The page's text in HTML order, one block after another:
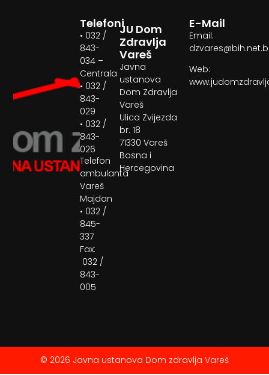
JU Dom
Zdravlja
Vareš
Javna
ustanova
Dom Zdravlja
Vareš
Ulica Zvijezda
br. 18
71330 Vareš
Bosna i
Hercegovina
Telefoni
• 032 /
843-
034 –
Centrala
• 032 /
843-
029
• 032 /
843-
026
Telefon
ambulanta
Vareš
Majdan
• 032 /
845-
337
Fax:
032 /
843-
005
E-Mail
Email:
Web:
© 2026 Javna ustanova Dom zdravlja Vareš